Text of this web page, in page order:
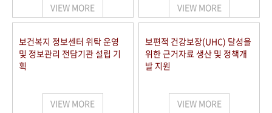
VIEW MORE VIEW MORE
보건복지 정보센터 위탁 운영
및 정보관리 전담기관 설립 기
획
VIEW MORE
보편적 건강보장(UHC) 달성을
위한 근거자료 생산 및 정책개
발 지원
VIEW MORE